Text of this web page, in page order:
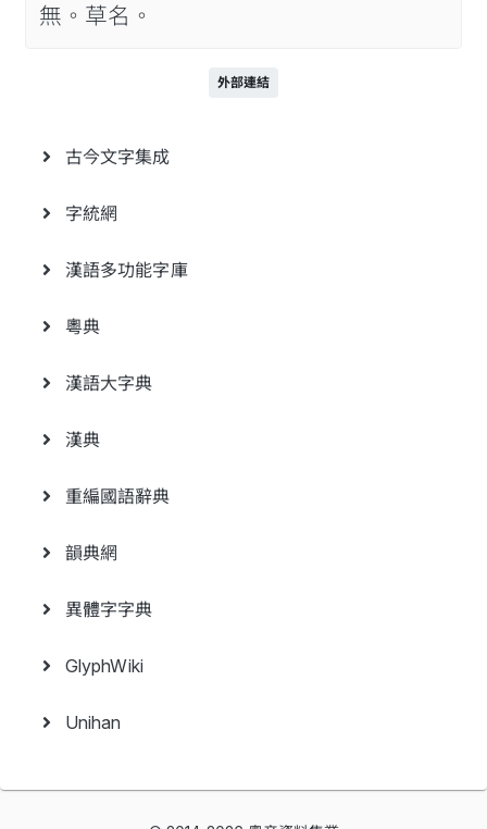
無。草名。
外部連結
古今文字集成
字統網
漢語多功能字庫
粵典
漢語大字典
漢典
重編國語辭典
韻典網
異體字字典
GlyphWiki
Unihan